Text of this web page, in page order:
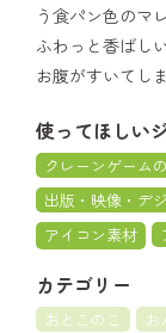
う食パン色のマ
ふわっと香ばし
お腹がすいてし
使ってほしい
クレーンゲーム
出版・映像・デ
アイコン素材
カテゴリー
おとこのこ お